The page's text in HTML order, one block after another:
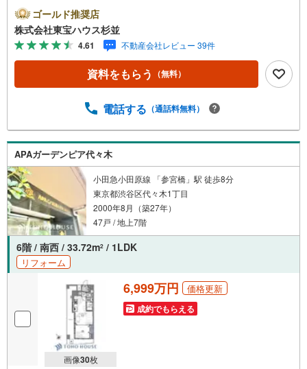
したプロが、何のしがらみもなく、お客様の理想の物件を
お探しします。東宝ハウス杉並【（FD）:】ご見学希望の物
件以外も併せてご案内させていただきます。遠慮なくご希
望をお伝えくださいませ。■ご見学について■【営業時間 9:
00～21:00】人気物件は特に問い合わせが集中するため、お
早めにお電話くださいませ。「室内・現地を見学する」ボ
TOHO HOUSE CLUB■弊社で売買されたお客様はTOHO H
の見直しや借り換えなど、オンラインでやりとりができま
す。■FPによるファイナンシャルライフサポート■ファイナ
ンシャルプランナーが住宅ローン、保険・税金、資産運
用、相続などの対策をアドバイスを致します。
ゴールド推奨店
株式会社東宝ハウス杉並
4.61 不動産会社レビュー 39件
資料をもらう （無料）
電話する （通話料無料）
APAガーデンピア代々木
小田急小田原線 「参宮橋」駅 徒歩8分
東京都渋谷区代々木1丁目
2000年8月（築27年）
47戸 / 地上7階
6階 / 南西 / 33.72m2 / 1LDK
リフォーム
画像30枚
6,999万円 価格更新
成約でもらえる